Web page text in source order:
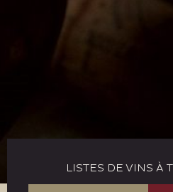
LISTES DE VINS À